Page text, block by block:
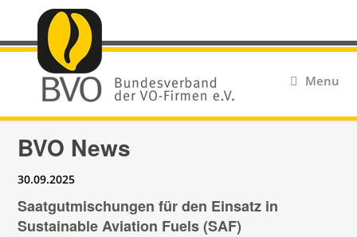
Menu
BVO News
30.09.2025
Saatgutmischungen für den Einsatz in
Sustainable Aviation Fuels (SAF)